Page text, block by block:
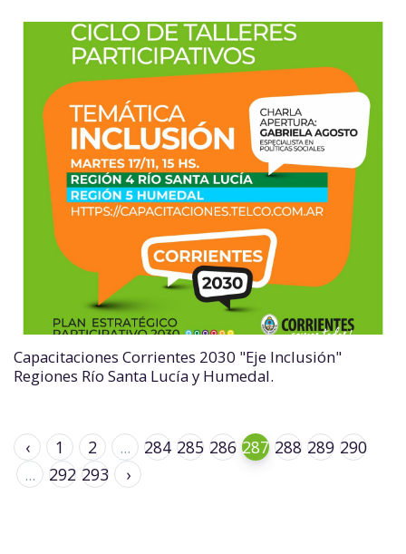
Capacitaciones Corrientes 2030 "Eje Inclusión"
Regiones Río Santa Lucía y Humedal.
‹ 1 2 ... 284 285 286 287 288 289 290
...
292 293 ›